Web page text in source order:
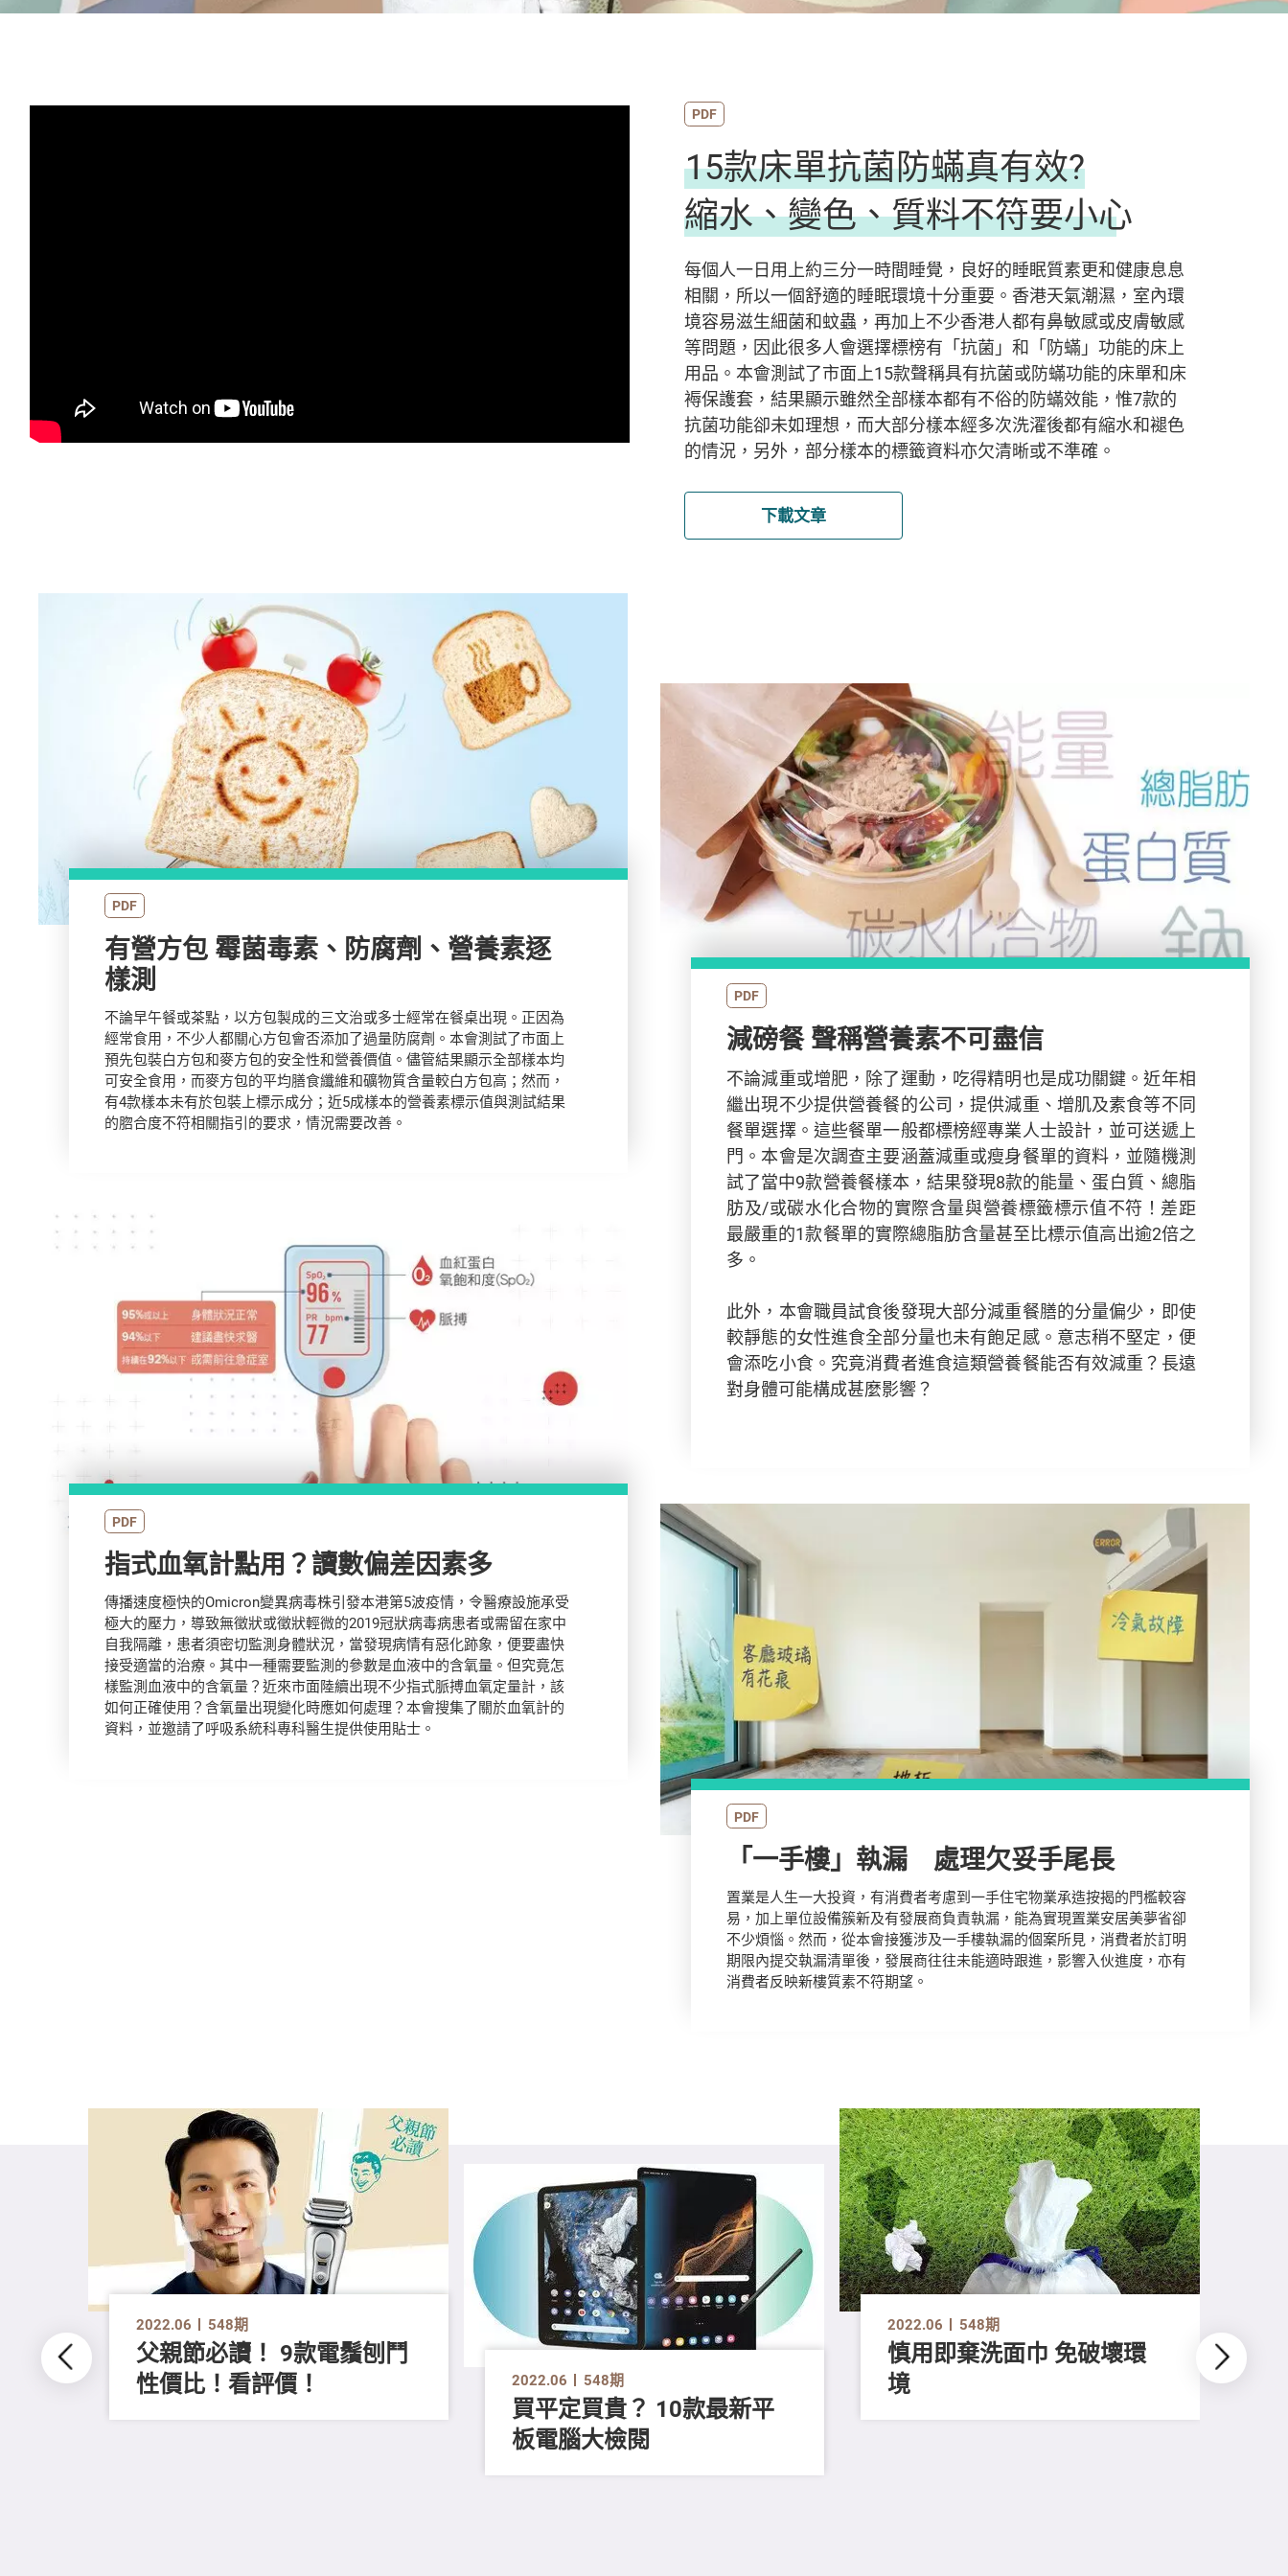
PDF
15款床單抗菌防蟎真有效?
縮水、變色、質料不符要小心
每個人一日用上約三分一時間睡覺，良好的睡眠質素更和健康息息
相關，所以一個舒適的睡眠環境十分重要。香港天氣潮濕，室內環
境容易滋生細菌和蚊蟲，再加上不少香港人都有鼻敏感或皮膚敏感
等問題，因此很多人會選擇標榜有「抗菌」和「防蟎」功能的床上
用品。本會測試了市面上15款聲稱具有抗菌或防蟎功能的床單和床
褥保護套，結果顯示雖然全部樣本都有不俗的防蟎效能，惟7款的
抗菌功能卻未如理想，而大部分樣本經多次洗濯後都有縮水和褪色
的情況，另外，部分樣本的標籤資料亦欠清晰或不準確。
下載文章
PDF
有營方包 霉菌毒素、防腐劑、營養素逐
樣測
不論早午餐或茶點，以方包製成的三文治或多士經常在餐桌出現。正因為
經常食用，不少人都關心方包會否添加了過量防腐劑。本會測試了市面上
預先包裝白方包和麥方包的安全性和營養價值。儘管結果顯示全部樣本均
可安全食用，而麥方包的平均膳食纖維和礦物質含量較白方包高；然而，
有4款樣本未有於包裝上標示成分；近5成樣本的營養素標示值與測試結果
的脗合度不符相關指引的要求，情況需要改善。
PDF
指式血氧計點用？讀數偏差因素多
傳播速度極快的Omicron變異病毒株引發本港第5波疫情，令醫療設施承受
極大的壓力，導致無徵狀或徵狀輕微的2019冠狀病毒病患者或需留在家中
自我隔離，患者須密切監測身體狀況，當發現病情有惡化跡象，便要盡快
接受適當的治療。其中一種需要監測的參數是血液中的含氧量。但究竟怎
樣監測血液中的含氧量？近來市面陸續出現不少指式脈搏血氧定量計，該
如何正確使用？含氧量出現變化時應如何處理？本會搜集了關於血氧計的
資料，並邀請了呼吸系統科專科醫生提供使用貼士。
PDF
減磅餐 聲稱營養素不可盡信
不論減重或增肥，除了運動，吃得精明也是成功關鍵。近年相
繼出現不少提供營養餐的公司，提供減重、增肌及素食等不同
餐單選擇。這些餐單一般都標榜經專業人士設計，並可送遞上
門。本會是次調查主要涵蓋減重或瘦身餐單的資料，並隨機測
試了當中9款營養餐樣本，結果發現8款的能量、蛋白質、總脂
肪及/或碳水化合物的實際含量與營養標籤標示值不符！差距
最嚴重的1款餐單的實際總脂肪含量甚至比標示值高出逾2倍之
多。
此外，本會職員試食後發現大部分減重餐膳的分量偏少，即使
較靜態的女性進食全部分量也未有飽足感。意志稍不堅定，便
會添吃小食。究竟消費者進食這類營養餐能否有效減重？長遠
對身體可能構成甚麼影響？
PDF
「一手樓」執漏 處理欠妥手尾長
置業是人生一大投資，有消費者考慮到一手住宅物業承造按揭的門檻較容
易，加上單位設備簇新及有發展商負責執漏，能為實現置業安居美夢省卻
不少煩惱。然而，從本會接獲涉及一手樓執漏的個案所見，消費者於訂明
期限內提交執漏清單後，發展商往往未能適時跟進，影響入伙進度，亦有
消費者反映新樓質素不符期望。
2022.06 548期
父親節必讀！ 9款電鬚刨鬥
性價比！看評價！
2022.06 548期
買平定買貴？ 10款最新平
板電腦大檢閱
2022.06 548期
慎用即棄洗面巾 免破壞環
境